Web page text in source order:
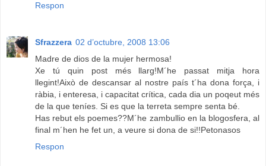
Respon
Sfrazzera 02 d’octubre, 2008 13:06
Madre de dios de la mujer hermosa!
Xe tú quin post més llarg!M´he passat mitja hora
llegint!Això de descansar al nostre país t´ha dona força, i
ràbia, i enteresa, i capacitat crítica, cada dia un poqeut més
de la que teníes. Si es que la terreta sempre senta bé.
Has rebut els poemes??M´he zambullio en la blogosfera, al
final m´hen he fet un, a veure si dona de si!!Petonasos
Respon